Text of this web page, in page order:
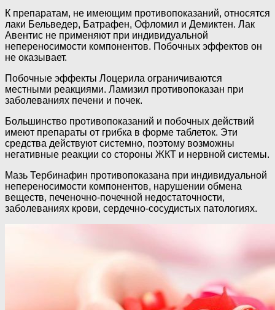
К препаратам, не имеющим противопоказаний, относятся
лаки Бельведер, Батрафен, Офломил и Демиктен. Лак
Авентис не применяют при индивидуальной
непереносимости компонентов. Побочных эффектов он
не оказывает.
Побочные эффекты Лоцерила ограничиваются
местными реакциями. Ламизил противопоказан при
заболеваниях печени и почек.
Большинство противопоказаний и побочных действий
имеют препараты от грибка в форме таблеток. Эти
средства действуют системно, поэтому возможны
негативные реакции со стороны ЖКТ и нервной системы.
Мазь Тербинафин противопоказана при индивидуальной
непереносимости компонентов, нарушении обмена
веществ, печеночно-почечной недостаточности,
заболеваниях крови, сердечно-сосудистых патологиях.